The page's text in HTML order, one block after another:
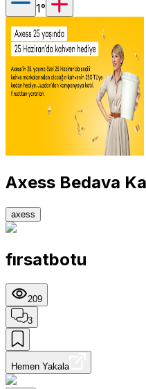
1°
Axess Bedava
axess
fırsatbotu
209
3
Hemen Yakala